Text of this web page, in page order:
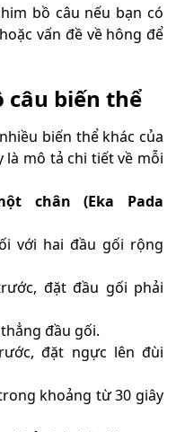
bồ câu nếu bạn có
vấn đề về hông để
câu biến thể
biến thể khác của
mô tả chi tiết về mỗi
chân (Eka Pada
với hai đầu gối rộng
đặt đầu gối phải
đầu gối.
đặt ngực lên đùi
khoảng từ 30 giây